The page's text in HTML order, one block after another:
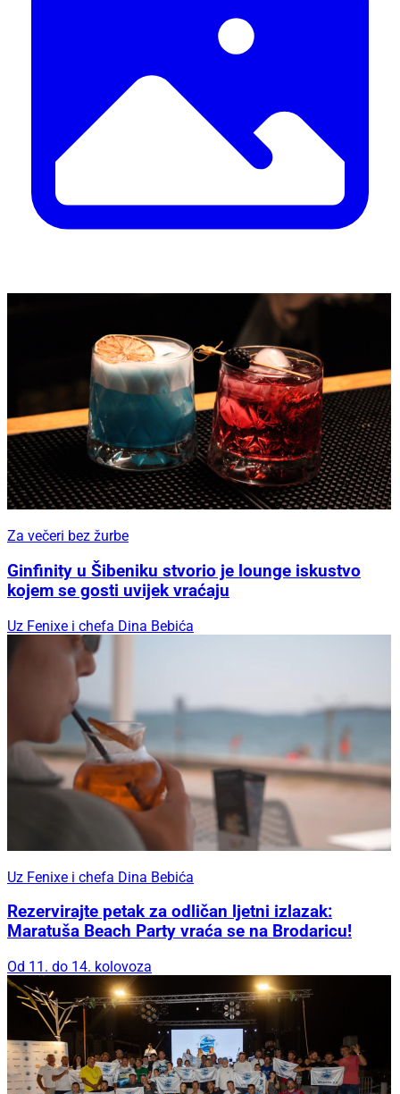
Za večeri bez žurbe
Ginfinity u Šibeniku stvorio je lounge iskustvo
kojem se gosti uvijek vraćaju
Uz Fenixe i chefa Dina Bebića
Uz Fenixe i chefa Dina Bebića
Rezervirajte petak za odličan ljetni izlazak:
Maratuša Beach Party vraća se na Brodaricu!
Od 11. do 14. kolovoza